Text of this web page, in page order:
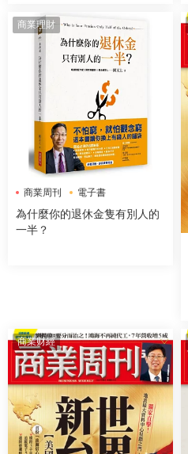
商業理財
商業周刊 電子書
為什麼你的退休金隻有別人的
一半？
商業财經